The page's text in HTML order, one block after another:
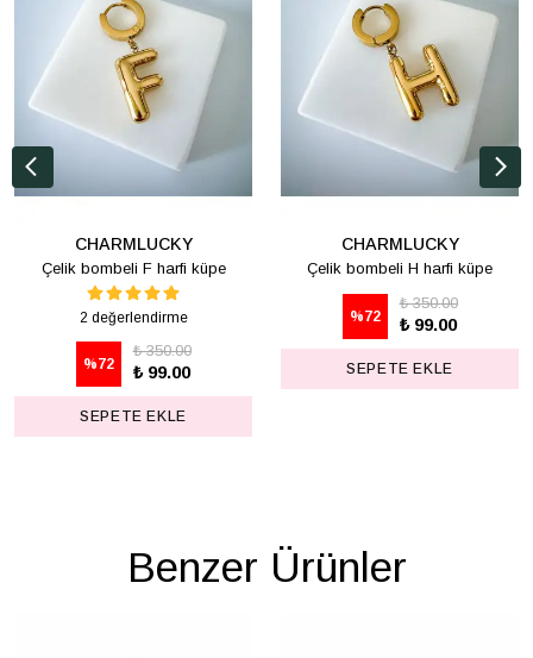
CHARMLUCKY
Çelik bombeli F harfi küpe
2 değerlendirme
%72
₺ 350.00
₺ 99.00
SEPETE EKLE
CHARMLUCKY
Çelik bombeli H harfi küpe
%72
₺ 350.00
₺ 99.00
SEPETE EKLE
Benzer Ürünler